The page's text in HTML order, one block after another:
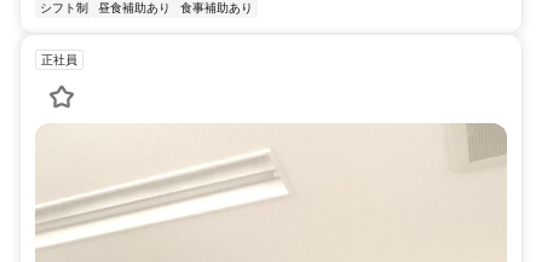
シフト制
昼食補助あり 食事補助あり
正社員